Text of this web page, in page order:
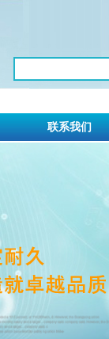
联系我们